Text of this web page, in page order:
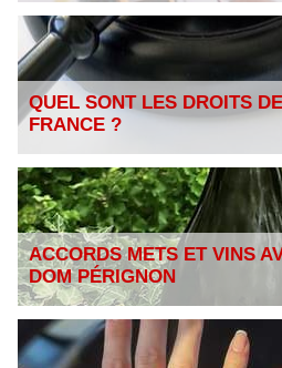
QUEL SONT LES DROITS
FRANCE ?
ACCORDS METS ET VINS
DOM PÉRIGNON